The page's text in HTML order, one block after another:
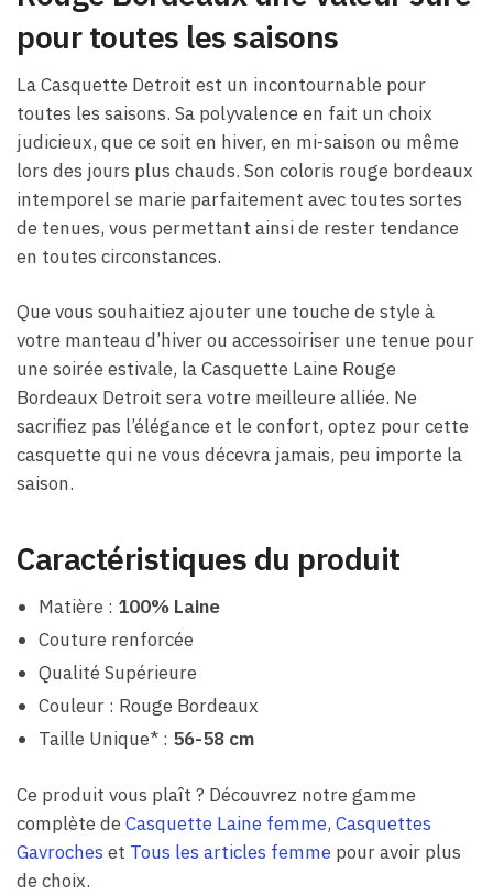
pour toutes les saisons
La Casquette Detroit est un incontournable pour
toutes les saisons. Sa polyvalence en fait un choix
judicieux, que ce soit en hiver, en mi-saison ou même
lors des jours plus chauds. Son coloris rouge bordeaux
intemporel se marie parfaitement avec toutes sortes
de tenues, vous permettant ainsi de rester tendance
en toutes circonstances.
Que vous souhaitiez ajouter une touche de style à
votre manteau d’hiver ou accessoiriser une tenue pour
une soirée estivale, la Casquette Laine Rouge
Bordeaux Detroit sera votre meilleure alliée. Ne
sacrifiez pas l’élégance et le confort, optez pour cette
casquette qui ne vous décevra jamais, peu importe la
saison.
Caractéristiques du produit
Matière : 100% Laine
Couture renforcée
Qualité Supérieure
Couleur : Rouge Bordeaux
Taille Unique* : 56-58 cm
Ce produit vous plaît ? Découvrez notre gamme
complète deCasquette Laine femme, Casquettes
Gavroches et Tous les articles femme pour avoir plus
de choix.